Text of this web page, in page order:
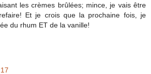
les crèmes brûlées; mince, je vais être
Et je crois que la prochaine fois, je
du rhum ET de la vanille!